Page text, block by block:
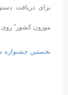
برای دریافت
موزون کشور” روی
نخستین